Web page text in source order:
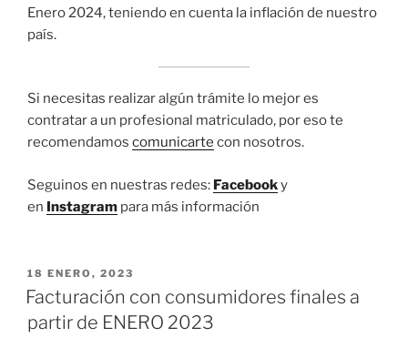
Enero 2024, teniendo en cuenta la inflación de nuestro
país.
Si necesitas realizar algún trámite lo mejor es
contratar a un profesional matriculado, por eso te
recomendamos comunicarte con nosotros.
Seguinos en nuestras redes: Facebooky
en Instagram para más información
PUBLICADO
EL
18 ENERO, 2023
Facturación con consumidores finales a
partir de ENERO 2023